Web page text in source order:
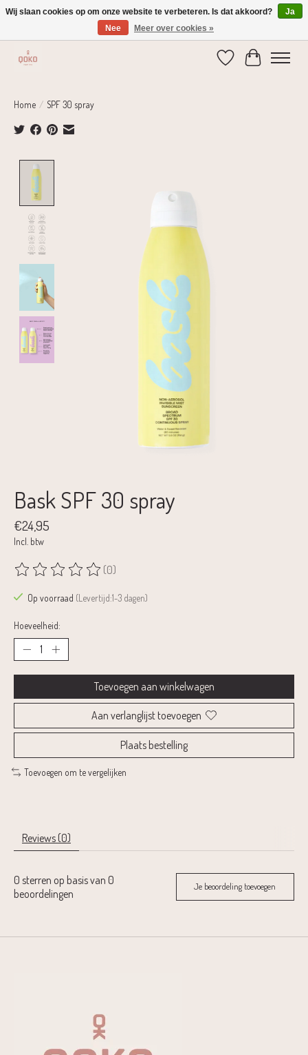
Verzending 1-2 dagen | Gratis verzending vanaf € 75,-
Verlanglijst
Home / SPF 30 spray
Bask SPF 30 spray
€24,95
Incl. btw
De beoordeling van dit product is
(0)
Op voorraad (Levertijd:1-3 dagen)
Hoeveelheid:
Toevoegen aan winkelwagen
Aan verlanglijst toevoegen
Plaats bestelling
Toevoegen om te vergelijken
Reviews (0)
0 sterren op basis van 0
beoordelingen
Je beoordeling toevoegen
Wij slaan cookies op om onze website te verbeteren. Is dat akkoord?
Ja
Nee
Meer over cookies »